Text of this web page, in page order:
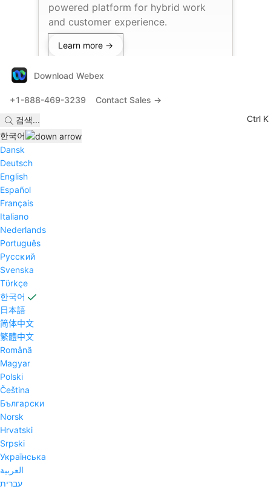
powered platform for hybrid work
and customer experience.
Learn more →
Download Webex
+1-888-469-3239
Contact Sales →
검색...
Ctrl K
한국어
Dansk
Deutsch
English
Español
Français
Italiano
Nederlands
Português
Pyccĸий
Svenska
Tϋrkçe
한국어
日本語
简体中文
繁體中文
Română
Magyar
Polski
Čeština
Български
Norsk
Hrvatski
Srpski
Українська
العربية
עברית